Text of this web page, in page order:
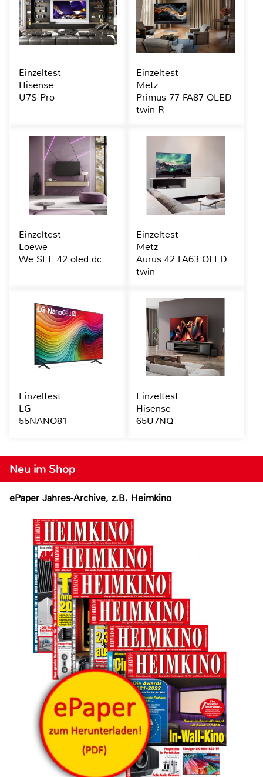
Neu im Shop
ePaper Jahres-Archive, z.B. Heimkino
Einzeltest
Hisense
U7S Pro
Einzeltest
Metz
Primus 77 FA87 OLED
twin R
Einzeltest
Loewe
We SEE 42 oled dc
Einzeltest
Metz
Aurus 42 FA63 OLED
twin
Einzeltest
LG
55NANO81
Einzeltest
Hisense
65U7NQ